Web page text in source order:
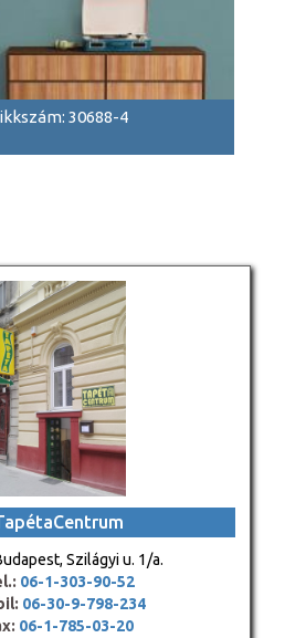
30688-4
Szilágyi u. 1/a.
06-1-303-90-52
06-30-9-798-234
06-1-785-03-20